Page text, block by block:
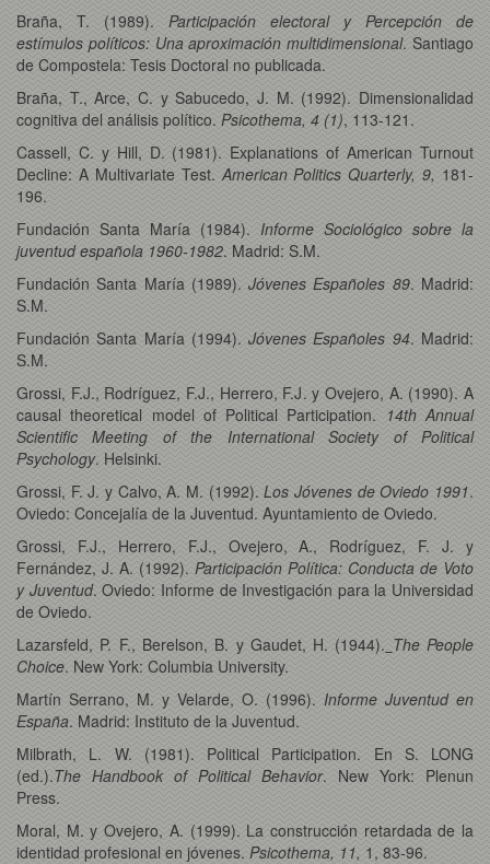
Braña, T. (1989). Participación electoral y Percepción de
estímulos políticos: Una aproximación multidimensional. Santiago
de Compostela: Tesis Doctoral no publicada.
Braña, T., Arce, C. y Sabucedo, J. M. (1992). Dimensionalidad
cognitiva del análisis político. Psicothema, 4 (1), 113-121.
Cassell, C. y Hill, D. (1981). Explanations of American Turnout
Decline: A Multivariate Test. American Politics Quarterly, 9, 181-
196.
Fundación Santa María (1984). Informe Sociológico sobre la
juventud española 1960-1982. Madrid: S.M.
Fundación Santa María (1989).Jóvenes Españoles 89. Madrid:
S.M.
Fundación Santa María (1994). Jóvenes Españoles 94. Madrid:
S.M.
Grossi, F.J., Rodríguez, F.J., Herrero, F.J. y Ovejero, A. (1990). A
causal theoretical model of Political Participation. 14th Annual
Scientific Meeting of the International Society of Political
Psychology. Helsinki.
Grossi, F. J. y Calvo, A. M. (1992).Los Jóvenes de Oviedo 1991.
Oviedo: Concejalía de la Juventud. Ayuntamiento de Oviedo.
Grossi, F.J., Herrero, F.J., Ovejero, A., Rodríguez, F. J. y
Fernández, J. A. (1992). Participación Política: Conducta de Voto
y Juventud. Oviedo: Informe de Investigación para la Universidad
de Oviedo.
Lazarsfeld, P. F., Berelson, B. y Gaudet, H. (1944). The People
Choice. New York: Columbia University.
Martín Serrano, M. y Velarde, O. (1996). Informe Juventud en
España. Madrid: Instituto de la Juventud.
Milbrath, L. W. (1981). Political Participation. En S. LONG
(ed.).The Handbook of Political Behavior. New York: Plenun
Press.
Moral, M. y Ovejero, A. (1999). La construcción retardada de la
identidad profesional en jóvenes. Psicothema, 11, 1, 83-96.